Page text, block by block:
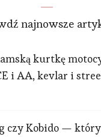
najnowsze
kurtkę
i AA, kevlar i
czy Kobido —